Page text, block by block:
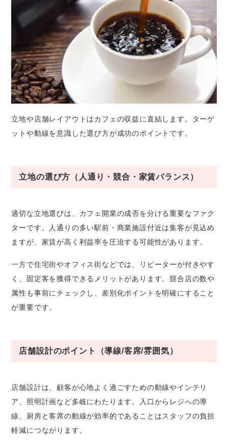
立地や店舗レイアウトはカフェの収益に直結します。ターゲ
ットや動線を意識した選び方が成功のポイントです。
立地の選び方（人通り・競合・家賃バランス）
適切な立地選びは、カフェ開業の成否を分ける重要なファク
ターです。人通りの多い駅前・商業施設付近は集客が見込め
ますが、家賃が高く利益率を圧迫する可能性があります。
一方で住宅街やオフィス街などでは、リピーターが付きやす
く、固定客を獲得できるメリットがあります。競合店の数や
属性も事前にチェックし、差別化ポイントを明確にすること
が重要です。
店舗設計のポイント（導線/客席/雰囲気）
店舗設計は、顧客が心地よく過ごすための動線やインテリ
ア、照明計画など多岐にわたります。入口からレジへの導
線、厨房と客席の動線が効率的であることはスタッフの負担
軽減につながります。